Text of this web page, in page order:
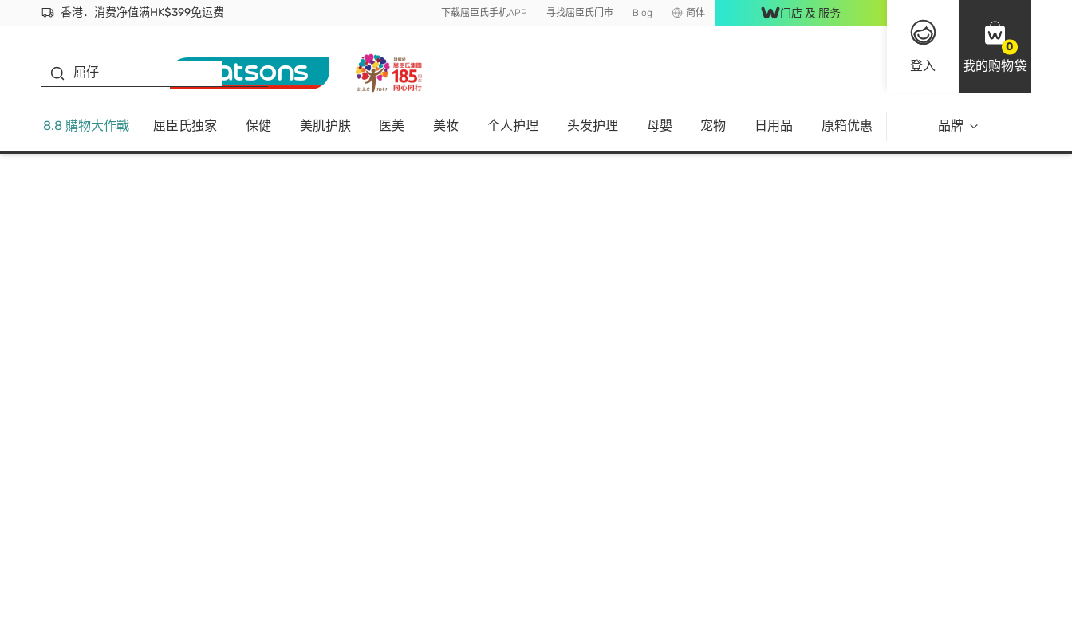
香港．消费净值满HK$399免运费
立即成为易赏钱会员尽享独家优惠
首次APP下单买满$450 输入 NEWAPP 即减$50 下载屈臣氏手机APP 寻找屈臣氏门市 Blog 简体 门店 及 服务
登入
0
我的购物袋
屈仔
8.8 購物大作戰 屈臣氏独家 保健 美肌护肤 医美 美妆 个人护理 头发护理 母嬰 宠物 日用品 原箱优惠 品牌